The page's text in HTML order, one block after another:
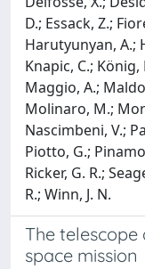
D.; Essack, Z.;
Harutyunyan, A.;
Knapic, C.; König,
Maggio, A.;
Molinaro, M.;
Nascimbeni, V.;
Piotto, G.;
Ricker, G. R.;
R.; Winn, J. N.
The telescope
space mission